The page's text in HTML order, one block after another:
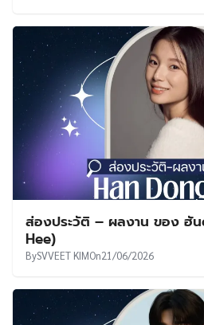
ส่องประวัติ – ผลงาน ของ ฮั
Hee)
BySVVEET KIMOn21/06/2026